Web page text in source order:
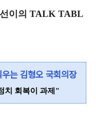
이의 TALK TABL
는 김형오 국회의장
치 회복이 과제"